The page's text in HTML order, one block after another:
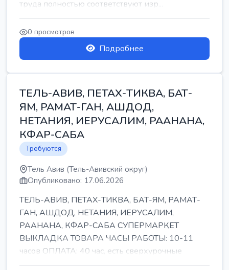
труда полностью соответствуют изр...
0 просмотров
Подробнее
ТЕЛЬ-АВИВ, ПЕТАХ-ТИКВА, БАТ-
ЯМ, РАМАТ-ГАН, АШДОД,
НЕТАНИЯ, ИЕРУСАЛИМ, РААНАНА,
КФАР-САБА
Требуются
Тель Авив (Тель-Авивский округ)
Опубликовано: 17.06.2026
ТЕЛЬ-АВИВ, ПЕТАХ-ТИКВА, БАТ-ЯМ, РАМАТ-
ГАН, АШДОД, НЕТАНИЯ, ИЕРУСАЛИМ,
РААНАНА, КФАР-САБА СУПЕРМАРКЕТ
ВЫКЛАДКА ТОВАРА ЧАСЫ РАБОТЫ: 10-11
часов ОПЛАТА: 40 час, есть сверхурочные
ПИТАНИЕ ЕСТЬ Для синих б...